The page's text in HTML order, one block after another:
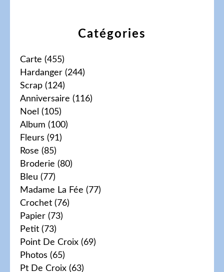
Catégories
Carte (455)
Hardanger (244)
Scrap (124)
Anniversaire (116)
Noel (105)
Album (100)
Fleurs (91)
Rose (85)
Broderie (80)
Bleu (77)
Madame La Fée (77)
Crochet (76)
Papier (73)
Petit (73)
Point De Croix (69)
Photos (65)
Pt De Croix (63)